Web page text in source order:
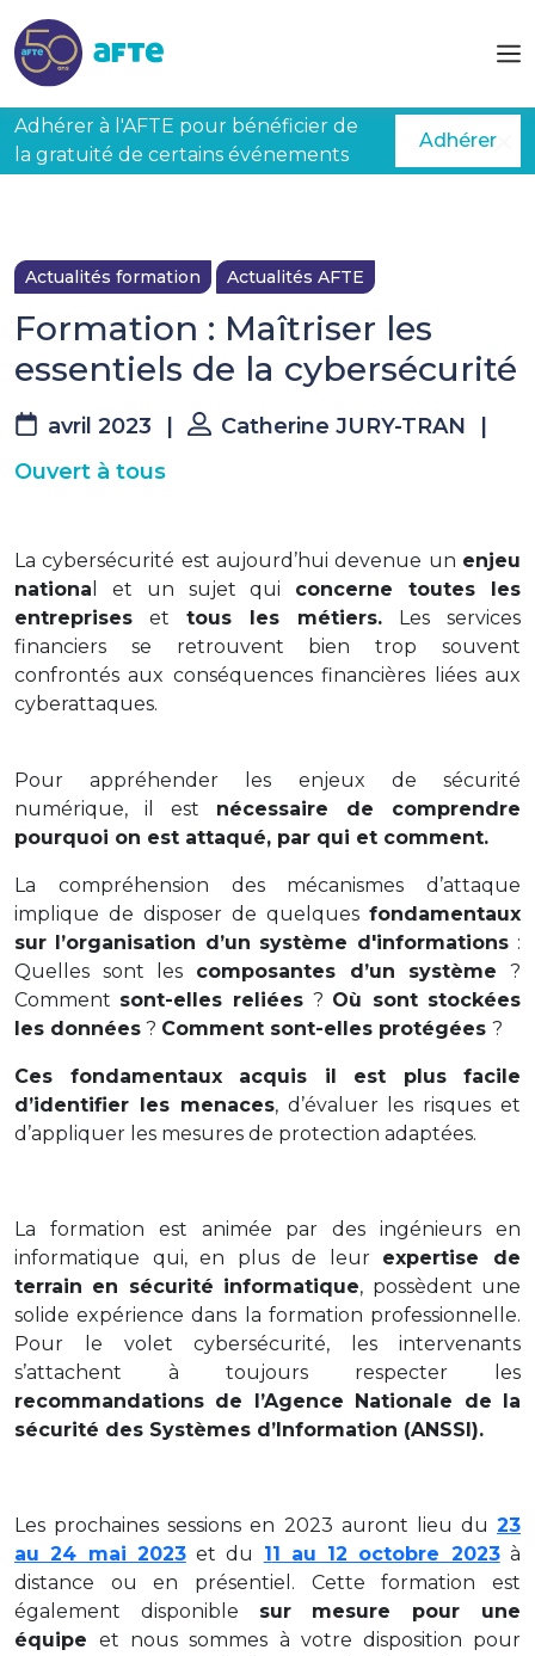
Adhérer à l'AFTE pour bénéficier de
la gratuité de certains événements
Adhérer
Actualités formation Actualités AFTE
Formation : Maîtriser les
essentiels de la cybersécurité
avril 2023 Catherine JURY-TRAN
Ouvert à tous
La cybersécurité est aujourd’hui devenue un enjeu
nationa l et un sujet qui concerne toutes les
entreprises et tous les métiers. Les services
financiers se retrouvent bien trop souvent
confrontés aux conséquences financières liées aux
cyberattaques.
Pour appréhender les enjeux de sécurité
numérique, il est nécessaire de comprendre
pourquoi on est attaqué, par qui et comment.
La compréhension des mécanismes d’attaque
implique de disposer de quelques fondamentaux
sur l’organisation d’un système d'informations :
Quelles sont les composantes d’un système ?
Comment sont-elles reliées? Où sont stockées
les données ? Comment sont-elles protégées ?
Ces fondamentaux acquis il est plus facile
d’identifier les menaces, d’évaluer les risques et
d’appliquer les mesures de protection adaptées.
La formation est animée par des ingénieurs en
informatique qui, en plus de leur expertise de
terrain en sécurité informatique, possèdent une
solide expérience dans la formation professionnelle.
Pour le volet cybersécurité, les intervenants
s’attachent à toujours respecter les
recommandations de l’Agence Nationale de la
sécurité des Systèmes d’Information (ANSSI).
Les prochaines sessions en 2023 auront lieu du 23
au 24 mai 2023et du 11 au 12 octobre 2023à
distance ou en présentiel. Cette formation est
également disponible sur mesure pour une
équipe et nous sommes à votre disposition pour